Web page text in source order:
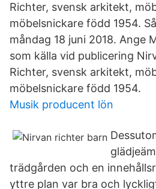
Richter, svensk arkitekt,
möbelsnickare född 1954.
måndag 18 juni 2018. Ange
som källa vid publicering
Richter, svensk arkitekt,
möbelsnickare född 1954.
Musik producent lön
trädgården och en
yttre plan var bra och